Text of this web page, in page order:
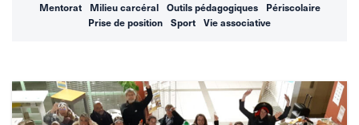
Mentorat
Milieu carcéral Outils pédagogiques
Périscolaire
Prise de position
Sport Vie associative